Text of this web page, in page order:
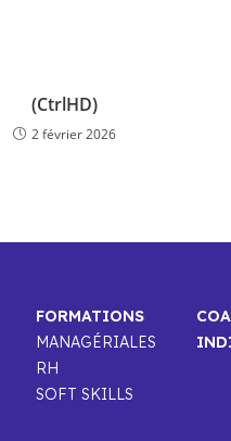
(CtrlHD)
2 février 2026
FORMATIONS
MANAGÉRIALES
RH
SOFT SKILLS